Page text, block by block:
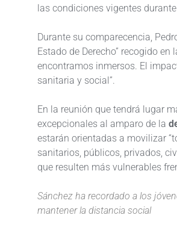
las condiciones vigentes durante
Durante su comparecencia,
Estado de Derecho” recogido
encontramos inmersos. El
sanitaria y social”.
En la reunión que tendrá lugar
excepcionales al amparo de la
estarán orientadas a movilizar
sanitarios, públicos, privados,
que resulten más vulnerables
Sánchez ha recordado a los
mantener la distancia social